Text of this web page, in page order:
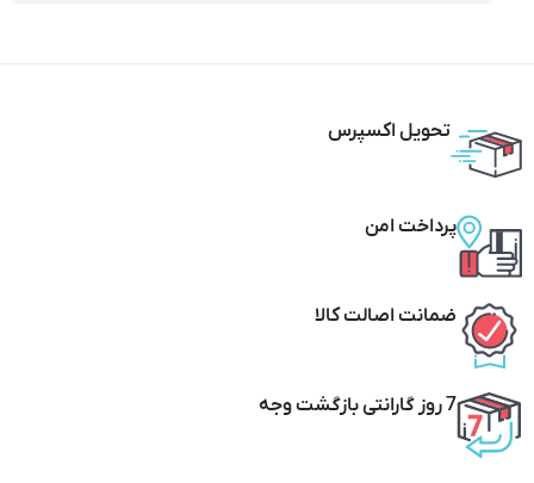
تحویل اکسپرس
پرداخت امن
ضمانت اصالت کالا
7 روز گارانتی بازگشت وجه